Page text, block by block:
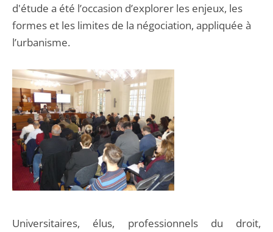
d'étude a été l’occasion d’explorer les enjeux, les
formes et les limites de la négociation, appliquée à
l’urbanisme.
Universitaires, élus, professionnels du droit,